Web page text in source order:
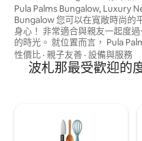
Pula Palms Bungalow, Luxury
Bungalow 您可以在寬敞時尚的
身心！ 非常適合與親友一起度
的時光。 就位置而言， Pula
Bungalow位於Maun最方便的地
Maun國際機場不到8分鐘車程
Maun Town Centre （ Maun老
性價比 · 親子友善 · 設備與服務
波札那最受歡迎的